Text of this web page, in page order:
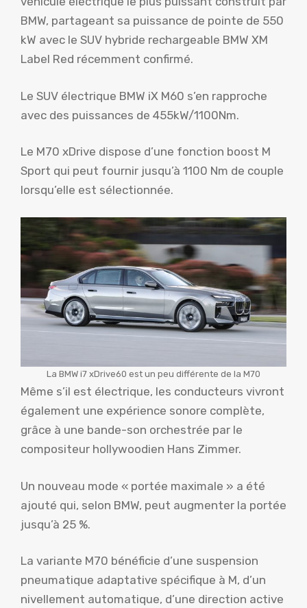
BMW, partageant sa puissance de pointe de 550
kW avec le SUV hybride rechargeable BMW XM
Label Red récemment confirmé.
Le SUV électrique BMW iX M60 s’en rapproche
avec des puissances de 455kW/1100Nm.
Le M70 xDrive dispose d’une fonction boost M
Sport qui peut fournir jusqu’à 1100 Nm de couple
lorsqu’elle est sélectionnée.
La BMW i7 xDrive60 est un peu différente de la M70
Même s’il est électrique, les conducteurs vivront
également une expérience sonore complète,
grâce à une bande-son orchestrée par le
compositeur hollywoodien Hans Zimmer.
Un nouveau mode « portée maximale » a été
ajouté qui, selon BMW, peut augmenter la portée
jusqu’à 25 %.
La variante M70 bénéficie d’une suspension
pneumatique adaptative spécifique à M, d’un
nivellement automatique, d’une direction active